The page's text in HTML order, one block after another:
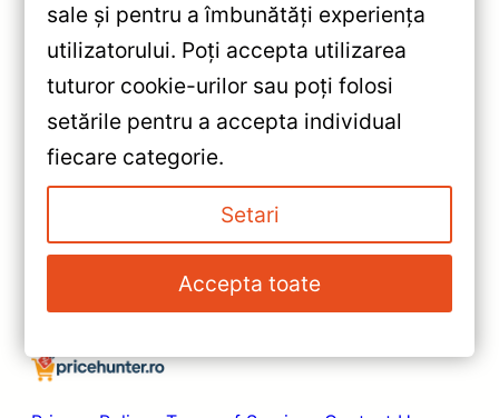
«Navigație Auto Teyes CC3 2K
pentru Dacia Sandero 3 —
Recenzie Detaliată, Testare &
Recomandări
Navigație Auto Teyes CC3
Dacia Sandero 3 2021-2024
6+128GB 9" QLED — Recenzie
Detaliată, Testare &
Recomandări
sale și pentru a îmbunătăți experiența
utilizatorului. Poți accepta utilizarea
tuturor cookie-urilor sau poți folosi
setările pentru a accepta individual
fiecare categorie.
Setari
Accepta toate